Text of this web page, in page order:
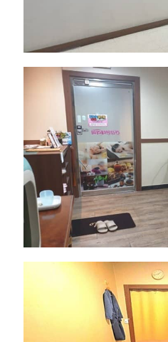
강
한
테
라
피
｜
근
처
인